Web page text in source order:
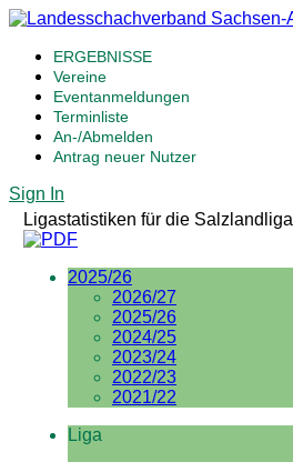
ERGEBNISSE
Vereine
Eventanmeldungen
Terminliste
An-/Abmelden
Antrag neuer Nutzer
Sign In
Ligastatistiken für die Salzlandliga
2025/26
2026/27
2025/26
2024/25
2023/24
2022/23
2021/22
Liga